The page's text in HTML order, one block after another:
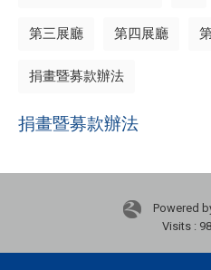
第三展廳 第四展廳
捐畫暨募款辦法
捐畫暨募款辦法
Powered
Visits :